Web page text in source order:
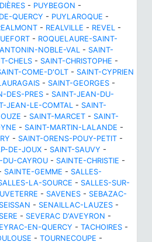
- PUYBEGON -
QUERCY - PUYLAROQUE -
- REALVILLE - REVEL -
- ROQUELAURE-SAINT-
NOBLE-VAL - SAINT-
CHELS - SAINT-CHRISTOPHE -
COME-D'OLT - SAINT-CYPRIEN
- SAINT-GEORGES -
DES-PRES - SAINT-JEAN-DU-
JEAN-LE-COMTAL - SAINT-
- SAINT-MARCET - SAINT-
- SAINT-MARTIN-LALANDE -
- SAINT-ORENS-POUY-PETIT -
DE-JOUX - SAINT-SAUVY -
DU-CAYROU - SAINTE-CHRISTIE -
SAINTE-GEMME - SALLES-
LA-SOURCE - SALLES-SUR-
- SAVENES - SEBAZAC-
SEISSAN - SENAILLAC-LAUZES -
SERE - SEVERAC D'AVEYRON -
EN-QUERCY - TACHOIRES -
- TOURNECOUPE -